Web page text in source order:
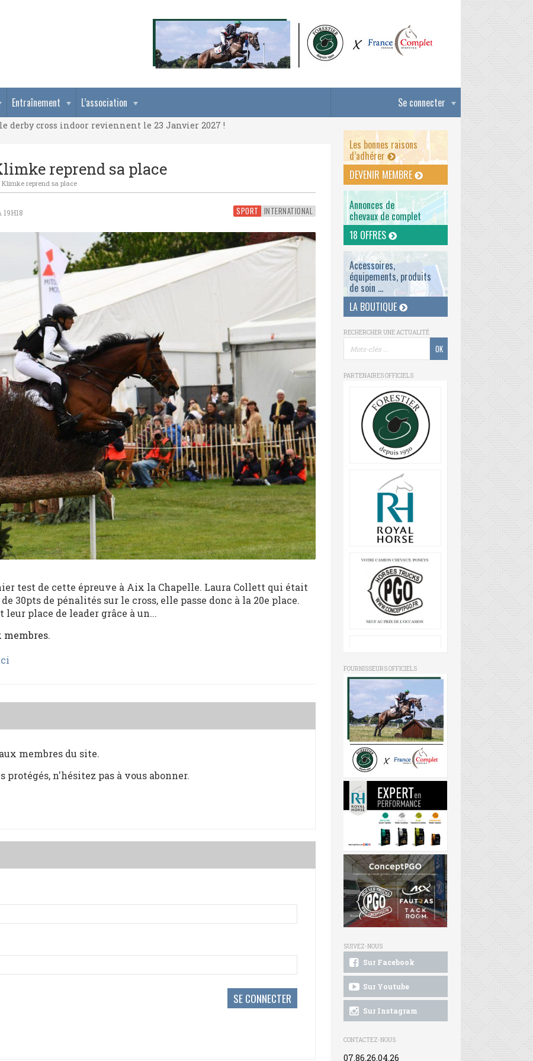
Se connecter
Entraînement
L’association
derby cross indoor reviennent le 23 Janvier 2027 !
derby cross indoor reviennent le 23 Janvier 2027 !
reprend sa place
reprend sa place
SPORT INTERNATIONAL
test de cette épreuve à Aix la Chapelle. Laura Collett qui était
30pts de pénalités sur le cross, elle passe donc à la 20e place.
place de leader grâce à un...
membres.
membres du site.
n'hésitez pas à vous abonner.
Les bonnes raisons
d’adhérer
DEVENIR MEMBRE
Annonces de
chevaux de complet
18 OFFRES
Accessoires,
équipements, produits
de soin ...
LA BOUTIQUE
RECHERCHER UNE ACTUALITÉ
PARTENAIRES OFFICIELS
FOURNISSEURS OFFICIELS
SUIVEZ-NOUS
Sur Facebook
Sur Youtube
Sur Instagram
CONTACTEZ-NOUS
07.86.26.04.26